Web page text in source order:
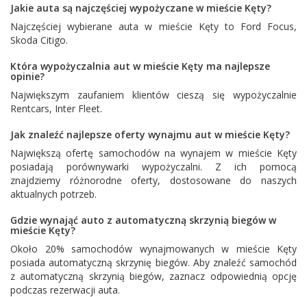
Jakie auta są najczęściej wypożyczane w mieście Kęty?
Najczęściej wybierane auta w mieście Kęty to Ford Focus,
Skoda Citigo.
Która wypożyczalnia aut w mieście Kęty ma najlepsze
opinie?
Największym zaufaniem klientów cieszą się wypożyczalnie
Rentcars, Inter Fleet.
Jak znaleźć najlepsze oferty wynajmu aut w mieście Kęty?
Największą ofertę samochodów na wynajem w mieście Kęty
posiadają porównywarki wypożyczalni. Z ich pomocą
znajdziemy różnorodne oferty, dostosowane do naszych
aktualnych potrzeb.
Gdzie wynająć auto z automatyczną skrzynią biegów w
mieście Kęty?
Około 20% samochodów wynajmowanych w mieście Kęty
posiada automatyczną skrzynię biegów. Aby znaleźć samochód
z automatyczną skrzynią biegów, zaznacz odpowiednią opcję
podczas rezerwacji auta.